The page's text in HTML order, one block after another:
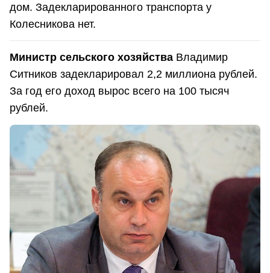
дом. Задекларированного транспорта у
Колесникова нет.
Министр сельского хозяйства Владимир
Ситников задекларировал 2,2 миллиона рублей.
За год его доход вырос всего на 100 тысяч
рублей.